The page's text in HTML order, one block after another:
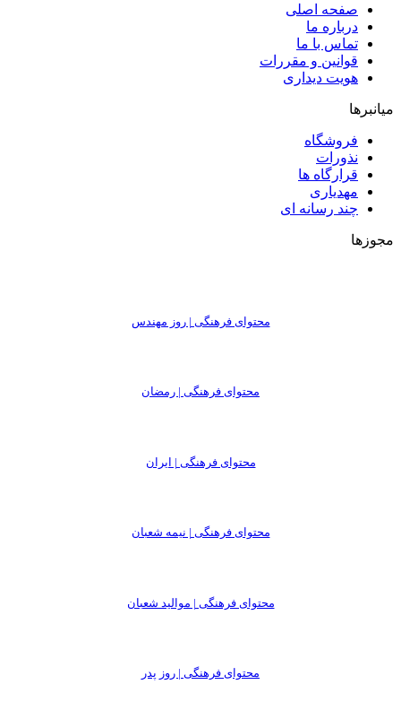
صفحه اصلی
درباره ما
تماس با ما
قوانین و مقررات
هویت دیداری
میانبرها
فروشگاه
نذورات
قرارگاه ها
مهدیاری
چند رسانه ای
مجوزها
محتوای فرهنگی | روز مهندس
محتوای فرهنگی | رمضان
محتوای فرهنگی | ایران
محتوای فرهنگی | نیمه شعبان
محتوای فرهنگی | موالید شعبان
محتوای فرهنگی | روز پدر